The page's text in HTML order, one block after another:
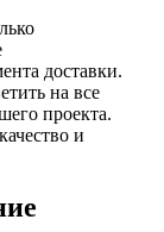
доставки.
на все
проекта.
и